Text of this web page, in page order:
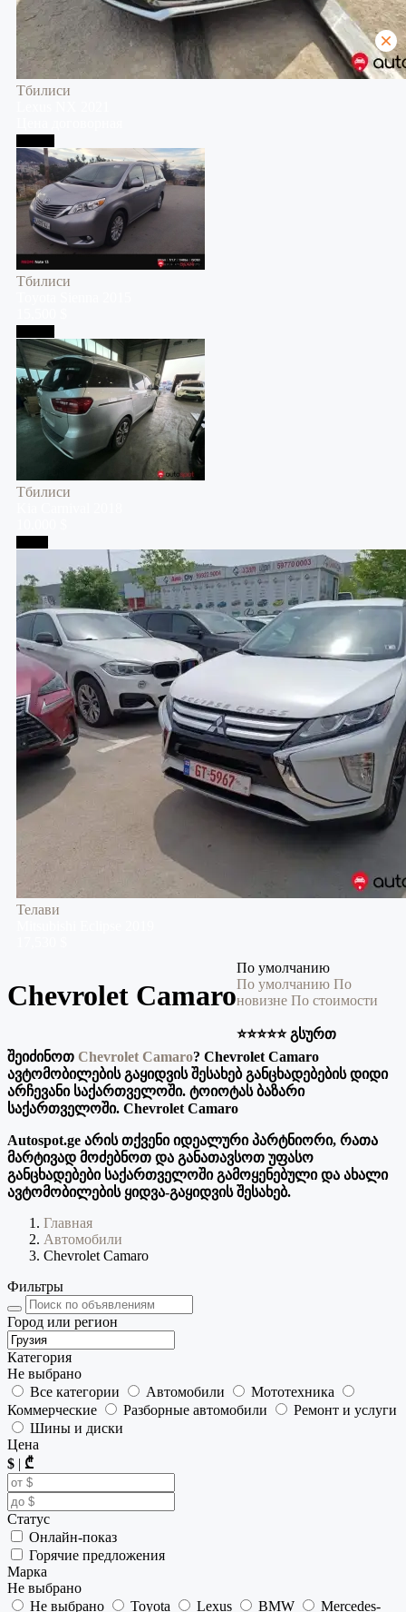
Тбилиси
Тбилиси
Тбилиси
Телави
Chevrolet Camaro
По умолчанию
По умолчанию По
новизне По стоимости
⭐️⭐️⭐️⭐️⭐️ გსურთ
შეიძინოთ Chevrolet Camaro? Chevrolet Camaro
ავტომობილების გაყიდვის შესახებ განცხადებების დიდი
არჩევანი საქართველოში. ტოიოტას ბაზარი
საქართველოში. Chevrolet Camaro
Autospot.ge არის თქვენი იდეალური პარტნიორი, რათა
მარტივად მოძებნოთ და განათავსოთ უფასო
განცხადებები საქართველოში გამოყენებული და ახალი
ავტომობილების ყიდვა-გაყიდვის შესახებ.
Главная
Автомобили
Chevrolet Camaro
Фильтры
Город или регион
Категория
Не выбрано
Все категории
Автомобили
Мототехника
Коммерческие
Разборные автомобили
Ремонт и услуги
Шины и диски
Цена
$ | ₾
Статус
Онлайн-показ
Горячие предложения
Марка
Не выбрано
Не выбрано
Toyota Lexus BMW Mercedes-